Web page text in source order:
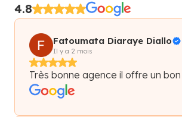
4.8
Fatoumata Diaraye Diallo
Il y a 2 mois
Très bonne agence il offre un bon